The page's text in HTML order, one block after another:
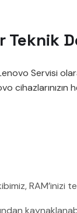
Teknik
Servisi olarak
cihazlarınızın